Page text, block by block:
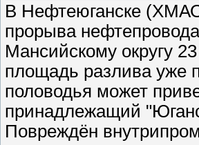
В Нефтеюганске
прорыва
Мансийскому округу
площадь разлива уже
половодья может
принадлежащий
Повреждён